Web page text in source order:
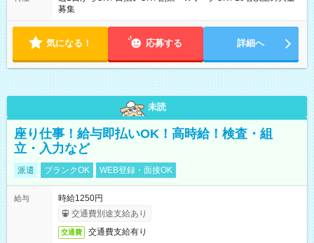
募集
気になる！ 応募する 詳細へ
未読
座り仕事！給与即払いOK！高時給！検査・組
立・入力など
派遣 ブランクOK WEB登録・面接OK
給与
時給1250円
交通費別途支給あり
交通費 交通費支給有り